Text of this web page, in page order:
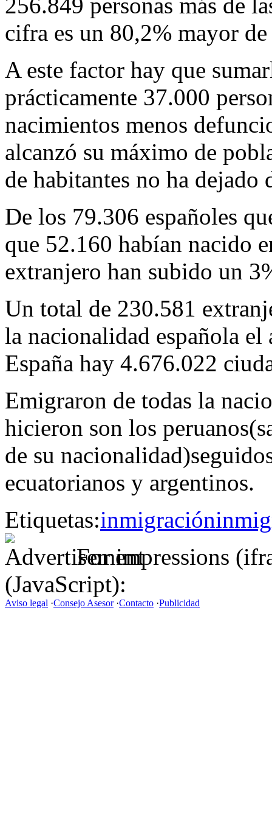
cifra es un 80,2% mayor
A este factor hay que
prácticamente 37.000
nacimientos menos
alcanzó su máximo de
de habitantes no ha dejado
De los 79.306 españoles
que 52.160 habían nacido
extranjero han subido un
Un total de 230.581
la nacionalidad española el
España hay 4.676.022
Emigraron de todas la
hicieron son los
de su
ecuatorianos y argentinos.
Etiquetas:inmigración
For impressions
(JavaScript):
Aviso legal ·Consejo Asesor·Contacto ·Publicidad